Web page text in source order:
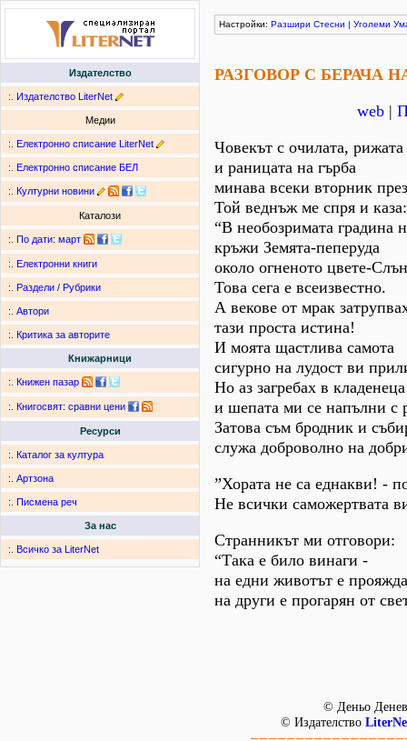
Издателство
:. Издателство LiterNet
Медии
:. Електронно списание LiterNet
:. Електронно списание БЕЛ
:. Културни новини
Каталози
:. По дати: март
:. Електронни книги
:. Раздели / Рубрики
:. Автори
:. Критика за авторите
Книжарници
:. Книжен пазар
:. Книгосвят: сравни цени
Ресурси
:. Каталог за култура
:. Артзона
:. Писмена реч
За нас
:. Всичко за LiterNet
Настройки: Разшири Стесни | Уголеми
РАЗГОВОР С БЕРАЧА
web |
Човекът с очилата, рижата
и раницата на гърба
минава всеки вторник
Той веднъж ме спря и каза:
“В необозримата градина
кръжи Земята-пеперуда
около огненото цвете-
Това сега е всеизвестно.
А векове от мрак
тази проста истина!
И моята щастлива самота
сигурно на лудост ви
Но аз загребах в
и шепата ми се напълни с
Затова съм бродник и
служа доброволно на
”Хората не са еднакви! -
Не всички саможертвата
Странникът ми отговори:
“Така е било винаги -
на едни животът е
на други е прогарян от
© Деньо
© Издателство